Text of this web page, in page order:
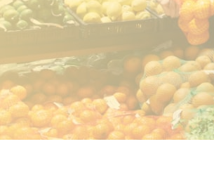
Werken bij Jumbo Huibers
Vacatures en Solliciteren
Werken en leren
Jumbo.com
BBQ gigant webshop